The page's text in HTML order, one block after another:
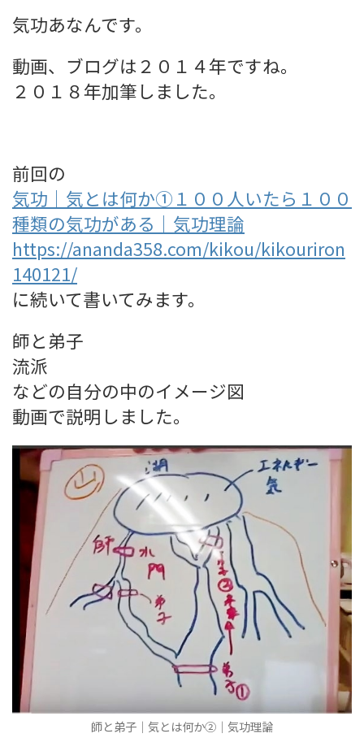
気功あなんです。
動画、ブログは２０１４年ですね。
２０１８年加筆しました。
前回の
気功｜気とは何か①１００人いたら１００
種類の気功がある｜気功理論
https://ananda358.com/kikou/kikouriron
140121/
に続いて書いてみます。
師と弟子
流派
などの自分の中のイメージ図
動画で説明しました。
師と弟子｜気とは何か②｜気功理論